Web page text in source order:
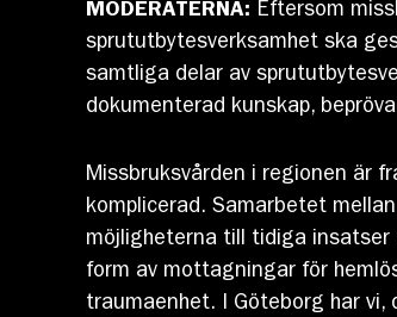
MODERATERNA: Eftersom
sprututbytesverksamhet ska
samtliga delar av
dokumenterad kunskap,
Missbruksvården i regionen är
komplicerad. Samarbetet
möjligheterna till tidiga insatser
form av mottagningar för
traumaenhet. I Göteborg har